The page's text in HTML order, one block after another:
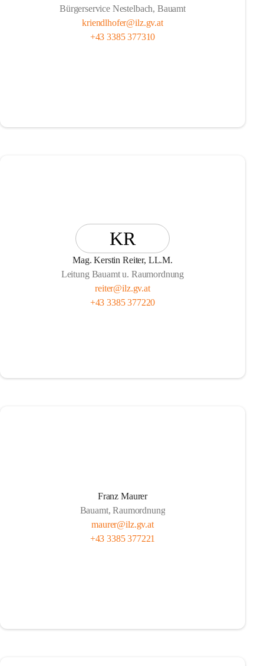
Bürgerservice Nestelbach, Bauamt
kriendlhofer@ilz.gv.at
+43 3385 377310
KR
Mag. Kerstin Reiter, LL.M.
Leitung Bauamt u. Raumordnung
reiter@ilz.gv.at
+43 3385 377220
Franz Maurer
Bauamt, Raumordnung
maurer@ilz.gv.at
+43 3385 377221